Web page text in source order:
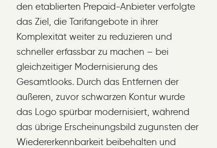
den etablierten Prepaid-Anbieter verfolgte
das Ziel, die Tarifangebote in ihrer
Komplexität weiter zu reduzieren und
schneller erfassbar zu machen – bei
gleichzeitiger Modernisierung des
Gesamtlooks. Durch das Entfernen der
äußeren, zuvor schwarzen Kontur wurde
das Logo spürbar modernisiert, während
das übrige Erscheinungsbild zugunsten der
Wiedererkennbarkeit beibehalten und